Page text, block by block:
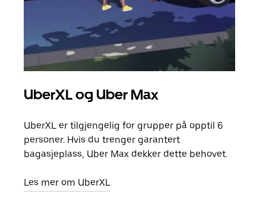
UberXL og Uber Max
UberXL er tilgjengelig for grupper på opptil 6
personer. Hvis du trenger garantert
bagasjeplass, Uber Max dekker dette behovet.
Les mer om UberXL